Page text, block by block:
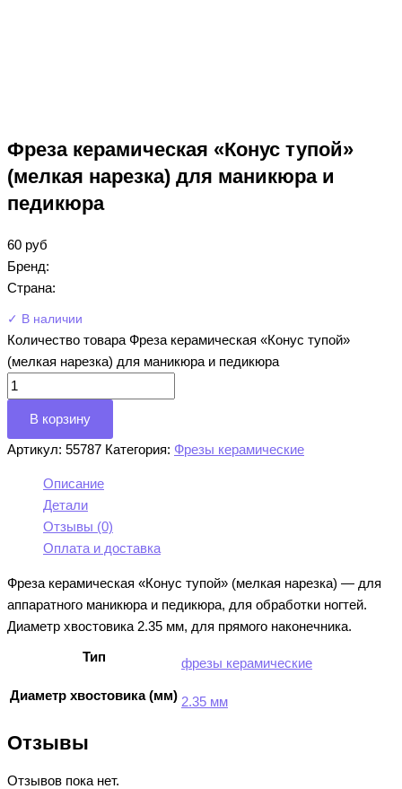
Фреза керамическая «Конус тупой»
(мелкая нарезка) для маникюра и
педикюра
60 руб
Бренд:
Страна:
✓ В наличии
Количество товара Фреза керамическая «Конус тупой»
(мелкая нарезка) для маникюра и педикюра
В корзину
Артикул: 55787 Категория: Фрезы керамические
Описание
Детали
Отзывы (0)
Оплата и доставка
Фреза керамическая «Конус тупой» (мелкая нарезка) — для
аппаратного маникюра и педикюра, для обработки ногтей.
Диаметр хвостовика 2.35 мм, для прямого наконечника.
Тип фрезы керамические
Диаметр хвостовика (мм) 2.35 мм
Отзывы
Отзывов пока нет.